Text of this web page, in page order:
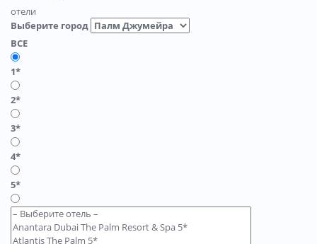
отели
Выберите город
ВСЕ
1*
2*
3*
4*
5*